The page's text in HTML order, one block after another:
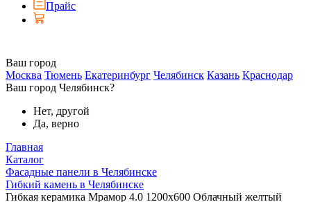
Прайс
Ваш город
Москва Тюмень Екатеринбург Челябинск Казань Краснодар
Ваш город Челябинск?
Нет, другой
Да, верно
Главная
Каталог
Фасадные панели в Челябинске
Гибкий камень в Челябинске
Гибкая керамика Мрамор 4.0 1200x600 Облачный желтый